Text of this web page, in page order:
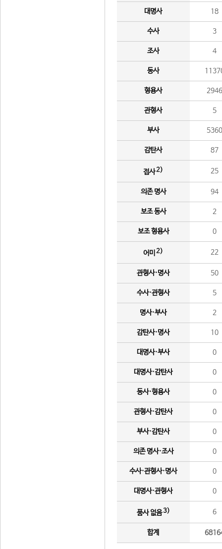
대명사 18
수사 3
조사 4
동사
형용사 2946
관형사 5
부사 5360
감탄사 87
접사2) 25
의존 명사 94
보조 동사 2
보조 형용사 0
어미 2) 22
관형사·명사 50
수사·관형사 5
명사·부사 2
감탄사·명사 10
대명사·부사 0
대명사·감탄사 0
동사·형용사 0
관형사·감탄사 0
부사·감탄사 0
의존 명사·조사 0
수사·관형사·명사 0
대명사·관형사 0
품사 없음3) 6
합계